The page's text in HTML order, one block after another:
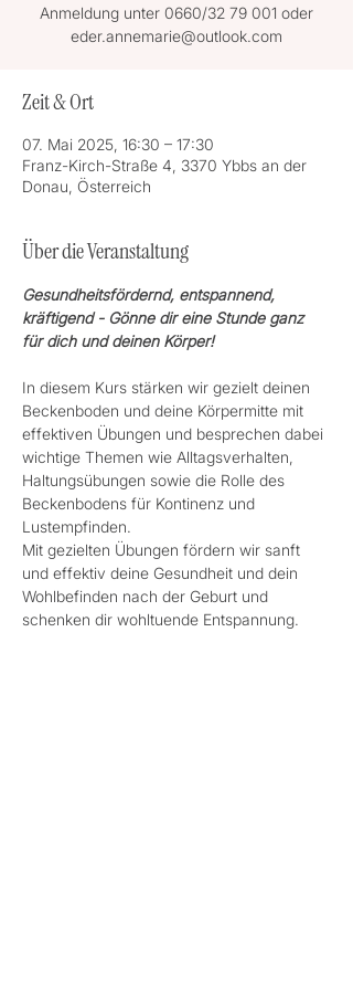
Anmeldung unter 0660/32 79 001 oder
eder.annemarie@outlook.com
Zeit & Ort
07. Mai 2025, 16:30 – 17:30
Franz-Kirch-Straße 4, 3370 Ybbs an der
Donau, Österreich
Über die Veranstaltung
Gesundheitsfördernd, entspannend,
kräftigend - Gönne dir eine Stunde ganz
für dich und deinen Körper!
In diesem Kurs stärken wir gezielt deinen
Beckenboden und deine Körpermitte mit
effektiven Übungen und besprechen dabei
wichtige Themen wie Alltagsverhalten,
Haltungsübungen sowie die Rolle des
Beckenbodens für Kontinenz und
Lustempfinden.
Mit gezielten Übungen fördern wir sanft
und effektiv deine Gesundheit und dein
Wohlbefinden nach der Geburt und
schenken dir wohltuende Entspannung.